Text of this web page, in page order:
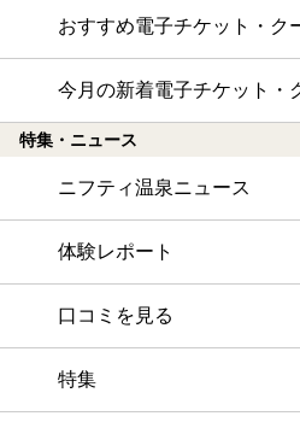
おすすめ電子チケット・ク
今月の新着電子チケット・
特集・ニュース
ニフティ温泉ニュース
体験レポート
口コミを見る
特集